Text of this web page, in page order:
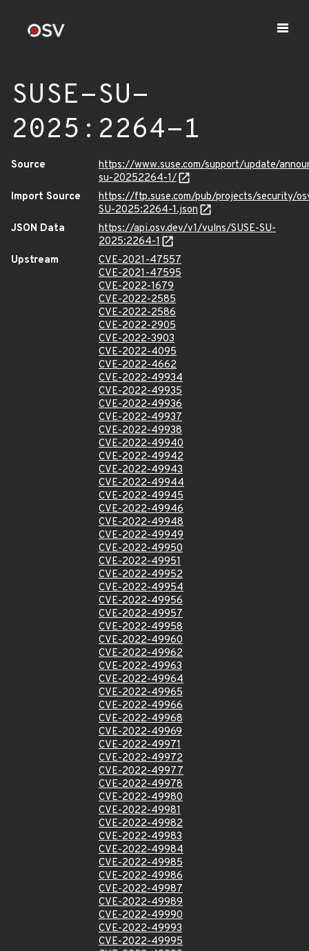
SUSE-SU-
2025:2264-1
Source
https://www.suse.com/support/update/
su-20252264-1/
Import Source
https://ftp.suse.com/pub/projects/security/
SU-2025:2264-1.json
JSON Data
https://api.osv.dev/v1/vulns/SUSE-SU-
2025:2264-1
Upstream
CVE-2021-47557
CVE-2021-47595
CVE-2022-1679
CVE-2022-2585
CVE-2022-2586
CVE-2022-2905
CVE-2022-3903
CVE-2022-4095
CVE-2022-4662
CVE-2022-49934
CVE-2022-49935
CVE-2022-49936
CVE-2022-49937
CVE-2022-49938
CVE-2022-49940
CVE-2022-49942
CVE-2022-49943
CVE-2022-49944
CVE-2022-49945
CVE-2022-49946
CVE-2022-49948
CVE-2022-49949
CVE-2022-49950
CVE-2022-49951
CVE-2022-49952
CVE-2022-49954
CVE-2022-49956
CVE-2022-49957
CVE-2022-49958
CVE-2022-49960
CVE-2022-49962
CVE-2022-49963
CVE-2022-49964
CVE-2022-49965
CVE-2022-49966
CVE-2022-49968
CVE-2022-49969
CVE-2022-49971
CVE-2022-49972
CVE-2022-49977
CVE-2022-49978
CVE-2022-49980
CVE-2022-49981
CVE-2022-49982
CVE-2022-49983
CVE-2022-49984
CVE-2022-49985
CVE-2022-49986
CVE-2022-49987
CVE-2022-49989
CVE-2022-49990
CVE-2022-49993
CVE-2022-49995